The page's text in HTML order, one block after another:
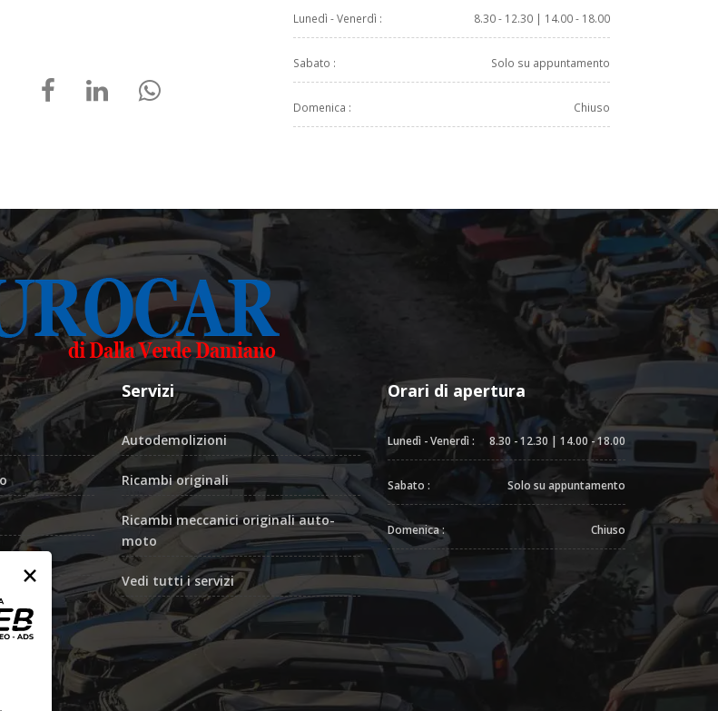
Lunedì - Venerdì : 8.30 - 12.30 | 14.00 - 18.00
Sabato : Solo su appuntamento
Domenica : Chiuso
Servizi
Autodemolizioni
Ricambi originali
Ricambi meccanici originali auto-
moto
Vedi tutti i servizi
Orari di apertura
Lunedì - Venerdì : 8.30 - 12.30 | 14.00 - 18.00
Sabato : Solo su appuntamento
Domenica : Chiuso
×